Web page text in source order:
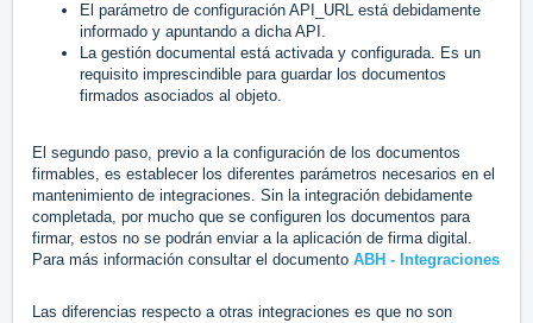
El parámetro de configuración API_URL está debidamente
informado y apuntando a dicha API.
La gestión documental está activada y configurada. Es un
requisito imprescindible para guardar los documentos
firmados asociados al objeto.
El segundo paso, previo a la configuración de los documentos
firmables, es establecer los diferentes parámetros necesarios en el
mantenimiento de integraciones. Sin la integración debidamente
completada, por mucho que se configuren los documentos para
firmar, estos no se podrán enviar a la aplicación de firma digital.
Para más información consultar el documento ABH - Integraciones
Las diferencias respecto a otras integraciones es que no son